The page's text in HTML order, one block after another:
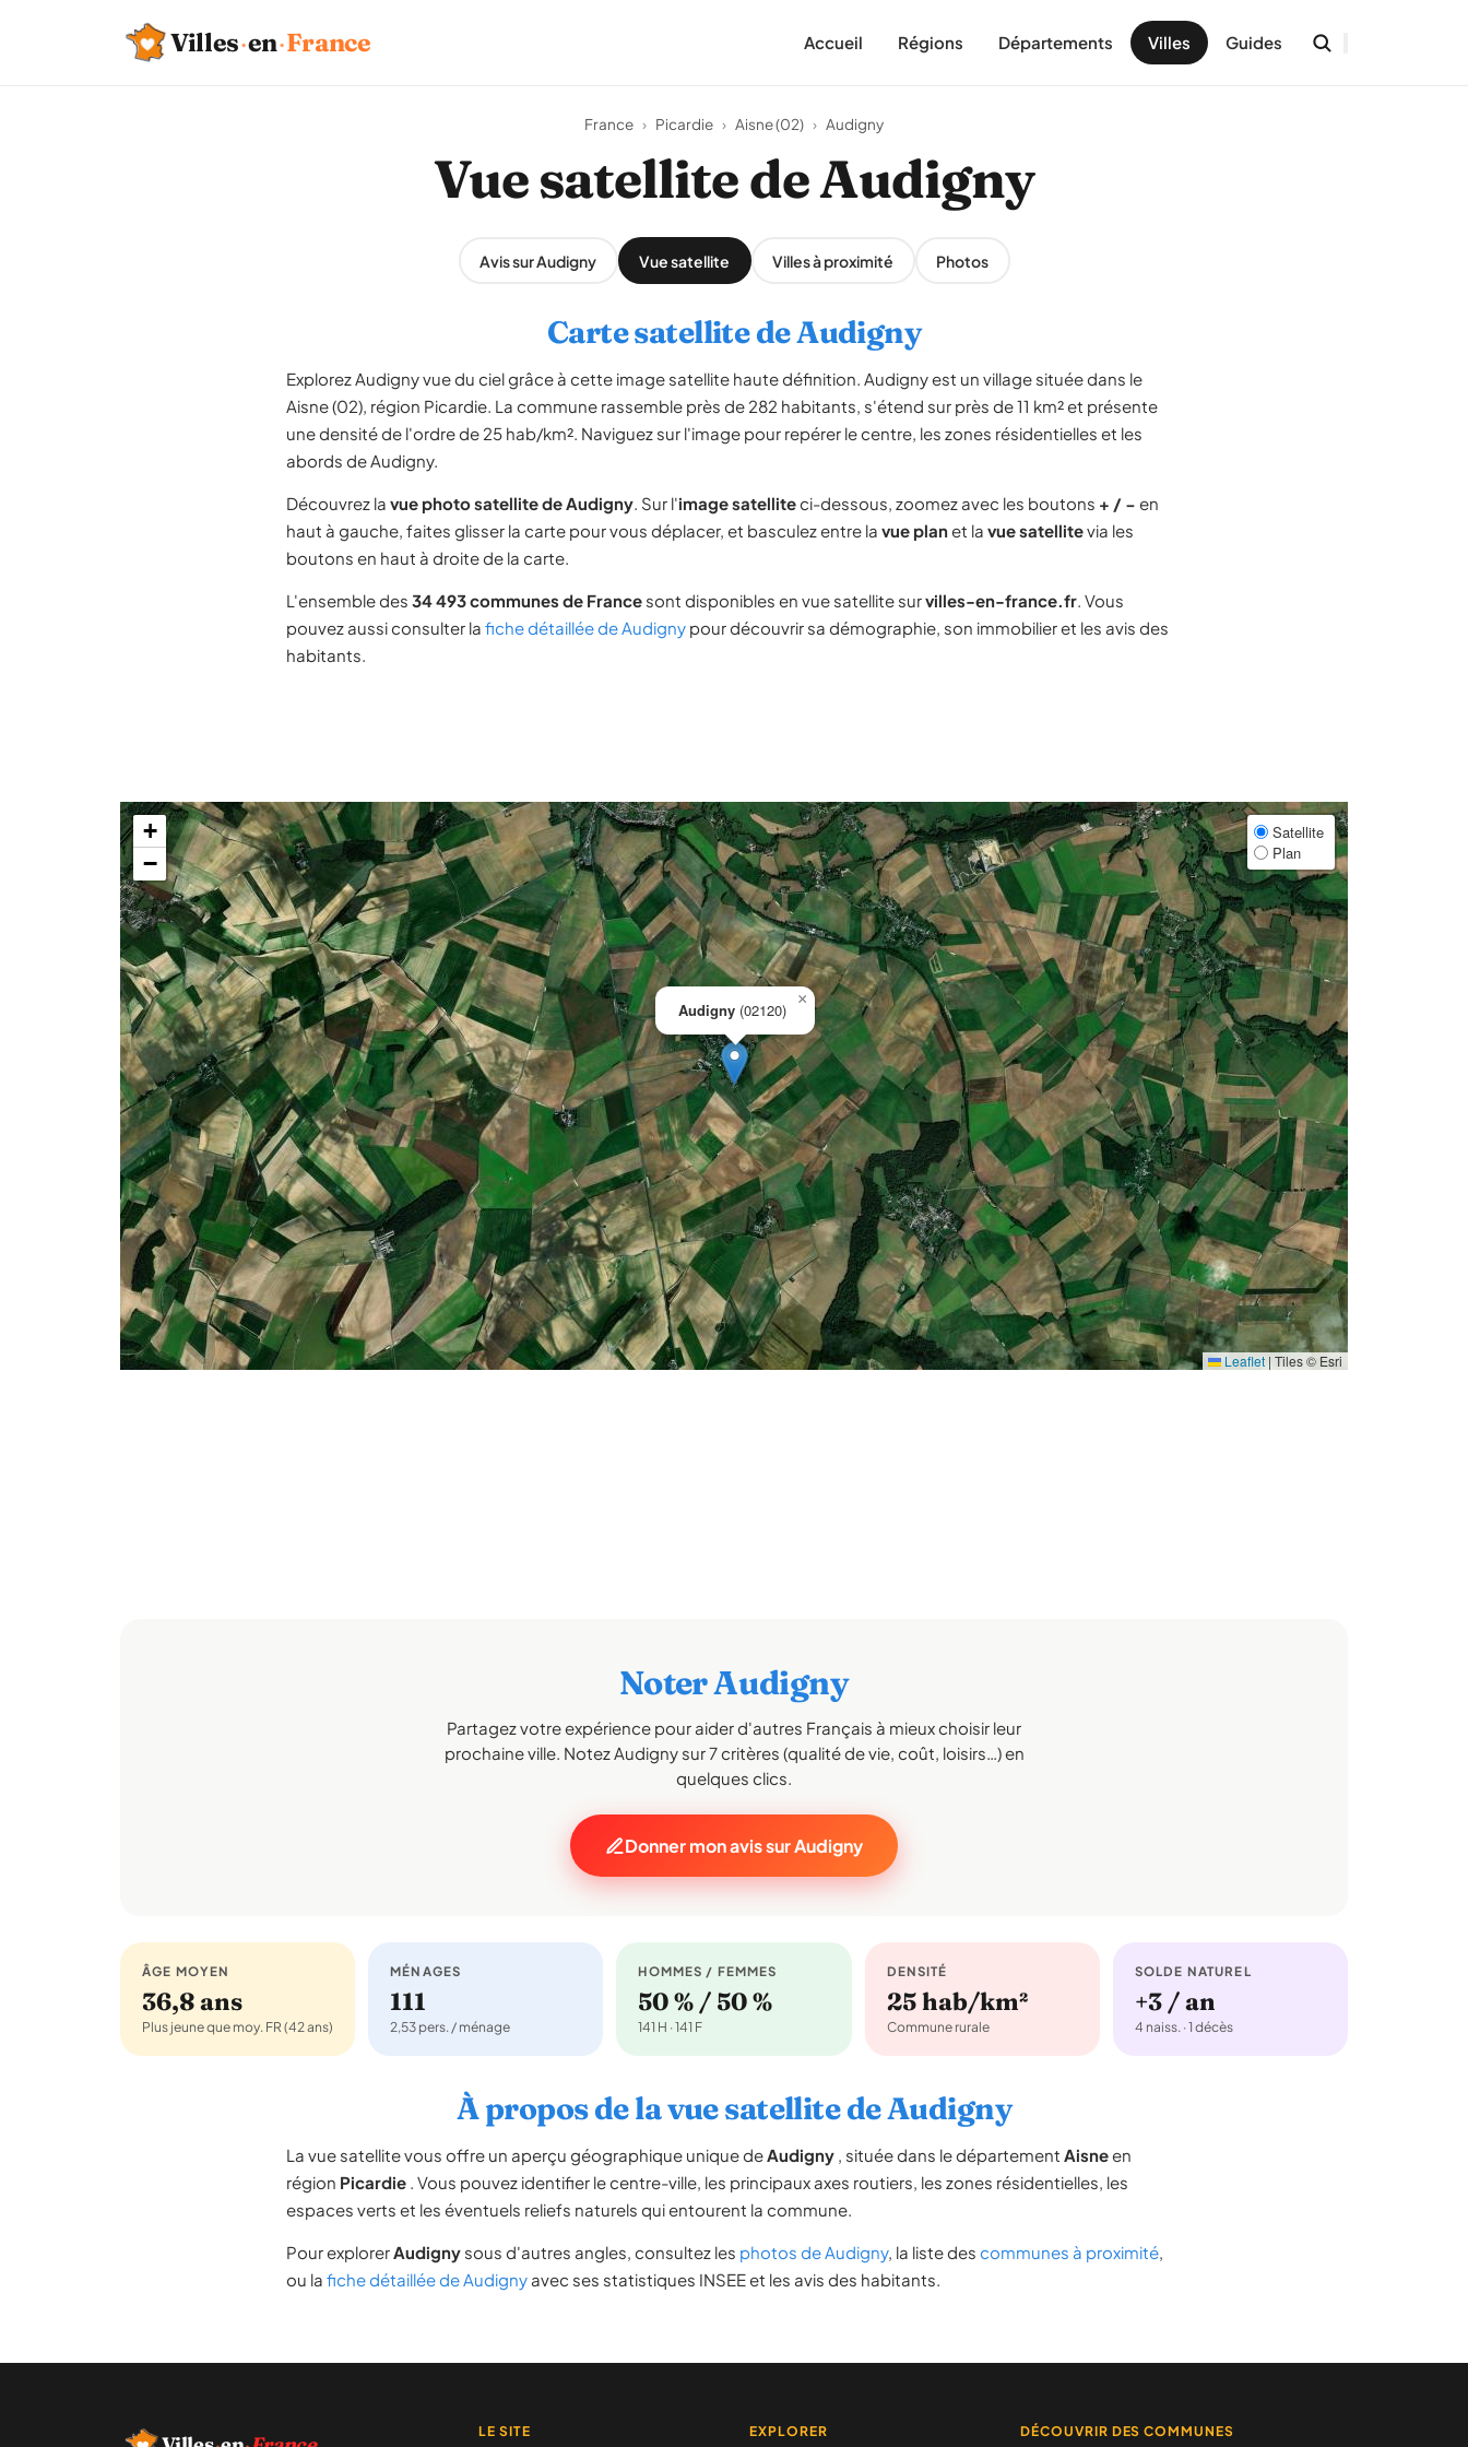
Villes·en·France Accueil Régions Départements Villes Guides
France › Picardie › Aisne (02) › Audigny
Vue satellite de Audigny
Avis sur Audigny Vue satellite Villes à proximité Photos
Carte satellite de Audigny
Explorez Audigny vue du ciel grâce à cette image satellite haute définition. Audigny est un village située dans le
Aisne (02), région Picardie. La commune rassemble près de 282 habitants, s'étend sur près de 11 km² et présente
une densité de l'ordre de 25 hab/km². Naviguez sur l'image pour repérer le centre, les zones résidentielles et les
abords de Audigny.
Découvrez la vue photo satellite de Audigny. Sur l'image satelliteci-dessous, zoomez avec les boutons + / − en
haut à gauche, faites glisser la carte pour vous déplacer, et basculez entre la vue planet la vue satellitevia les
boutons en haut à droite de la carte.
L'ensemble des 34 493 communes de France sont disponibles en vue satellite survilles-en-france.fr. Vous
pouvez aussi consulter la fiche détaillée de Audigny pour découvrir sa démographie, son immobilier et les avis des
habitants.
Audigny (02120)
×
+
−
Satellite
Plan
Leaflet | Tiles © Esri
Noter Audigny
Partagez votre expérience pour aider d'autres Français à mieux choisir leur
prochaine ville. Notez Audigny sur 7 critères (qualité de vie, coût, loisirs…) en
quelques clics.
Donner mon avis sur Audigny
ÂGE MOYEN
36,8 ans
Plus jeune que moy. FR (42 ans)
MÉNAGES
111
2,53 pers. / ménage
HOMMES / FEMMES
50 % / 50 %
141 H · 141 F
DENSITÉ
25 hab/km²
Commune rurale
SOLDE NATUREL
+3 / an
4 naiss. · 1 décès
À propos de la vue satellite de Audigny
La vue satellite vous offre un aperçu géographique unique deAudigny , située dans le département Aisneen
région Picardie . Vous pouvez identifier le centre-ville, les principaux axes routiers, les zones résidentielles, les
espaces verts et les éventuels reliefs naturels qui entourent la commune.
Pour explorerAudigny sous d'autres angles, consultez les photos de Audigny, la liste des communes à proximité,
ou la fiche détaillée de Audigny avec ses statistiques INSEE et les avis des habitants.
LE SITE EXPLORER DÉCOUVRIR DES COMMUNES